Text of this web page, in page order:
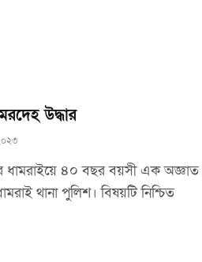
উদ্ধার
ধামরাইয়ে ৪০ বছর বয়সী এক অজ্ঞাত
থানা পুলিশ। বিষয়টি নিশ্চিত